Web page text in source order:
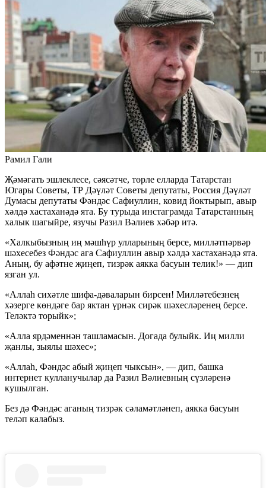
Рамил Гали
Җәмәгать эшлеклесе, сәясәтче, төрле елларда Татарстан
Югары Советы, ТР Дәүләт Советы депутаты, Россия Дәүләт
Думасы депутаты Фәндәс Сафиуллин, ковид йоктырып, авыр
хәлдә хастаханәдә ята. Бу турыда инстаграмда Татарстанның
халык шагыйре, язучы Разил Вәлиев хәбәр итә.
«Халкыбызның иң мәшһүр улларының берсе, милләтпәрвәр
шәхесебез Фәндәс ага Сафиуллин авыр хәлдә хастаханәдә ята.
Аның, бу афәтне җиңеп, тизрәк аякка басуын телик!» — дип
язган ул.
«Аллаһ сихәтле шифа-дәваларын бирсен! Милләтебезнең
хәзерге көндәге бар яктан үрнәк сирәк шәхесләренең берсе.
Теләктә торыйк»;
«Алла ярдәменнән ташламасын. Догада булыйк. Иң милли
җанлы, зыялы шәхес»;
«Аллаһ, Фәндәс абый җиңеп чыксын», — дип, башка
интернет кулланучылар да Разил Вәлиевның сүзләренә
кушылган.
Без дә Фәндәс аганың тизрәк сәламәтләнеп, аякка басуын
теләп калабыз.